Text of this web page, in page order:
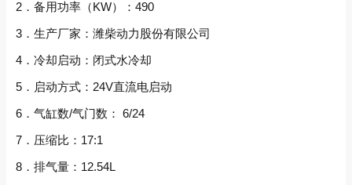
2．备用功率（KW）：490
3．生产厂家：潍柴动力股份有限公司
4．冷却启动：闭式水冷却
5．启动方式：24V直流电启动
6．气缸数/气门数： 6/24
7．压缩比：17:1
8．排气量：12.54L